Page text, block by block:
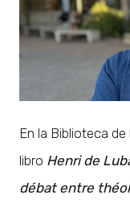
En la Biblioteca
libro Henri de
débat entre